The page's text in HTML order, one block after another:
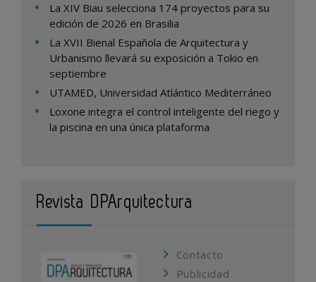
La XIV Biau selecciona 174 proyectos para su
edición de 2026 en Brasilia
La XVII Bienal Española de Arquitectura y
Urbanismo llevará su exposición a Tokio en
septiembre
UTAMED, Universidad Atlántico Mediterráneo
Loxone integra el control inteligente del riego y
la piscina en una única plataforma
Revista DPArquitectura
Contacto
Publicidad